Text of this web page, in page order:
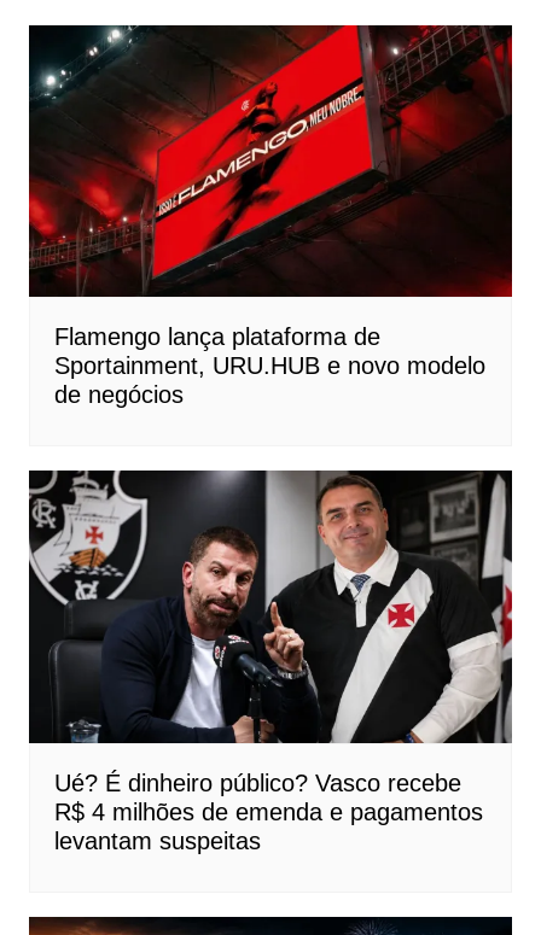
Flamengo lança plataforma de
Sportainment, URU.HUB e novo modelo
de negócios
Ué? É dinheiro público? Vasco recebe
R$ 4 milhões de emenda e pagamentos
levantam suspeitas